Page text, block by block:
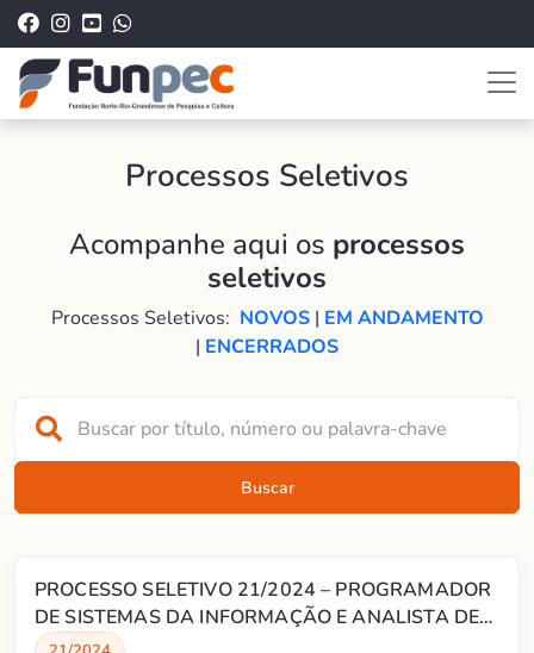
Processos Seletivos
Acompanhe aqui os processos
seletivos
Processos Seletivos: NOVOS | EM ANDAMENTO
| ENCERRADOS
Buscar
PROCESSO SELETIVO 21/2024 – PROGRAMADOR
DE SISTEMAS DA INFORMAÇÃO E ANALISTA DE
DESENVOLVIMENTO DE SISTEMAS (CADASTRO